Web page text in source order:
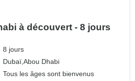
à découvert - 8 jours
8 jours
Dubaï,Abou Dhabi
Tous les âges sont bienvenus